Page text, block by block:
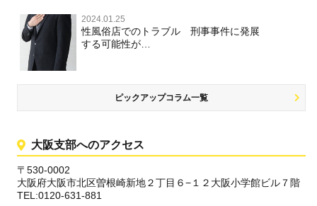
2024.01.25
性風俗店でのトラブル 刑事事件に発展
する可能性が…
ピックアップコラム一覧
大阪支部へのアクセス
〒530-0002
大阪府大阪市北区曽根崎新地２丁目６−１２大阪小学館ビル７階
TEL:0120-631-881